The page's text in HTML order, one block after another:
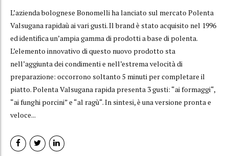
L’azienda bolognese Bonomelli ha lanciato sul mercato Polenta
Valsugana rapidaù ai vari gusti. Il brand è stato acquisito nel 1996
ed identifica un’ampia gamma di prodotti a base di polenta.
L’elemento innovativo di questo nuovo prodotto sta
nell’aggiunta dei condimenti e nell’estrema velocità di
preparazione: occorrono soltanto 5 minuti per completare il
piatto. Polenta Valsugana rapida presenta 3 gusti: “ai formaggi“,
“ai funghi porcini” e “al ragù“. In sintesi, è una versione pronta e
veloce...